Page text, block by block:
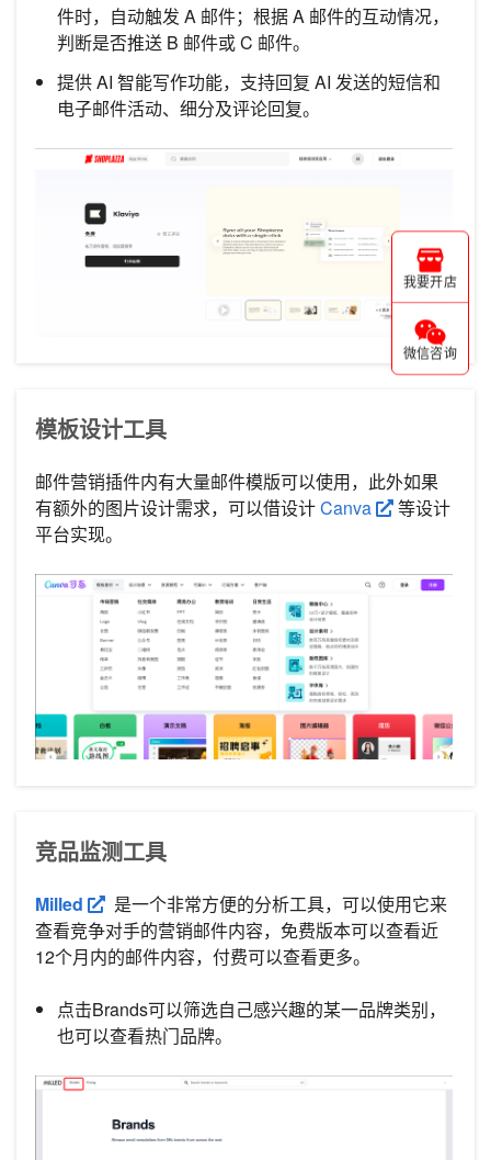
件时，自动触发 A 邮件；根据 A 邮件的互动情况，
判断是否推送 B 邮件或 C 邮件。
提供 AI 智能写作功能，支持回复 AI 发送的短信和
电子邮件活动、细分及评论回复。
模板设计工具
邮件营销插件内有大量邮件模版可以使用，此外如果
有额外的图片设计需求，可以借设计Canva
等设计
平台实现。
竞品监测工具
Milled
是一个非常方便的分析工具，可以使用它来
查看竞争对手的营销邮件内容，免费版本可以查看近
12个月内的邮件内容，付费可以查看更多。
点击Brands可以筛选自己感兴趣的某一品牌类别，
也可以查看热门品牌。
我要开店
微信咨询